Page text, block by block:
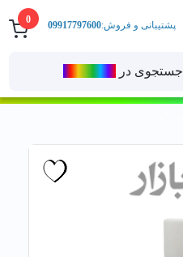
0
جستجوی در
پشتیبانی و فروش:09917797600